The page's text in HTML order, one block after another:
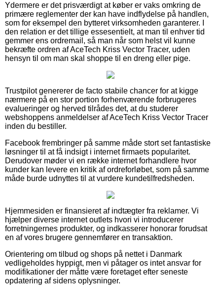
Ydermere er det prisværdigt at køber er vaks omkring de
primære reglementer der kan have indflydelse på handlen,
som for eksempel den bytteret virksomheden garanterer. I
den relation er det tillige essesentielt, at man til enhver tid
gemmer ens ordremail, så man når som helst vil kunne
bekræfte ordren af AceTech Kriss Vector Tracer, uden
hensyn til om man skal shoppe til en dreng eller pige.
Trustpilot genererer de facto stabile chancer for at kigge
nærmere på en stor portion forhenværende forbrugeres
evalueringer og herved tilrådes det, at du studerer
webshoppens anmeldelser af AceTech Kriss Vector Tracer
inden du bestiller.
Facebook frembringer på samme måde stort set fantastiske
løsninger til at få indsigt i internet firmaets popularitet.
Derudover møder vi en række internet forhandlere hvor
kunder kan levere en kritik af ordreforløbet, som på samme
måde burde udnyttes til at vurdere kundetilfredsheden.
Hjemmesiden er finansieret af indtægter fra reklamer. Vi
hjælper diverse internet outlets hvori vi introducerer
forretningernes produkter, og indkasserer honorar forudsat
en af vores brugere gennemfører en transaktion.
Orientering om tilbud og shops på nettet i Danmark
vedligeholdes hyppigt, men vi påtager os intet ansvar for
modifikationer der måtte være foretaget efter seneste
opdatering af sidens oplysninger.